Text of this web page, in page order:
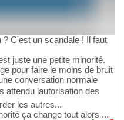
C'est un scandale ! Il faut
juste une petite minorité.
pour faire le moins de bruit
conversation normale
lautorisation des
les autres...
ça change tout alors ...